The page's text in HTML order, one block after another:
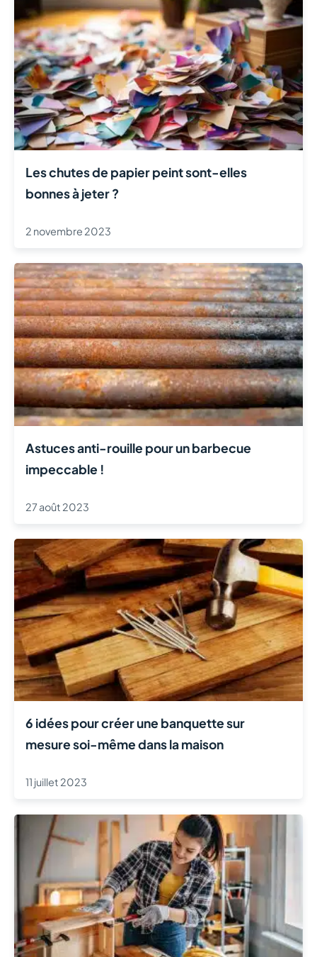
Les chutes de papier peint sont-elles
bonnes à jeter ?
2 novembre 2023
Astuces anti-rouille pour un barbecue
impeccable !
27 août 2023
6 idées pour créer une banquette sur
mesure soi-même dans la maison
11 juillet 2023